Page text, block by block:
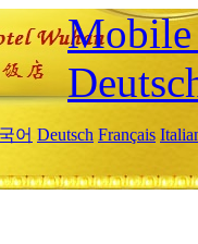
Mobile
어 Deutsch Français